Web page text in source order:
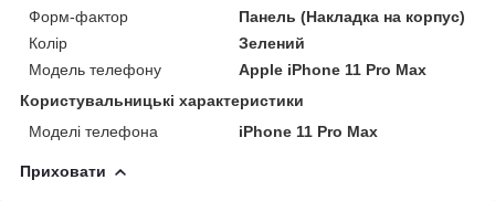
Форм-фактор
Панель (Накладка на корпус)
Колір
Зелений
Модель телефону
Apple iPhone 11 Pro Max
Користувальницькі характеристики
Моделі телефона
iPhone 11 Pro Max
Приховати